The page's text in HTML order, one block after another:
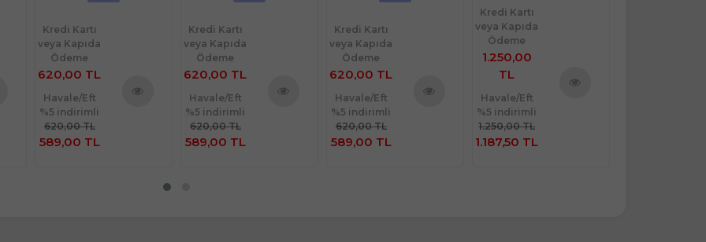
Kredi Kartı
veya Kapıda
Ödeme
620,00 TL
Havale/Eft
%5 indirimli
620,00 TL
589,00 TL
Kredi Kartı
veya Kapıda
Ödeme
620,00 TL
Havale/Eft
%5 indirimli
620,00 TL
589,00 TL
veya Kapıda
Ödeme
1.250,00
TL
Havale/Eft
%5 indirimli
1.250,00 TL
1.187,50 TL
Kredi Kartı
veya Kapıda
Ödeme
849,90 TL
Havale/Eft
%5 indirimli
849,90 TL
807,41 TL